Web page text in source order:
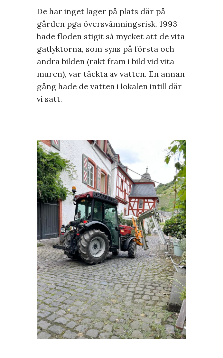
De har inget lager på plats där på
gården pga översvämningsrisk. 1993
hade floden stigit så mycket att de vita
gatlyktorna, som syns på första och
andra bilden (rakt fram i bild vid vita
muren), var täckta av vatten. En annan
gång hade de vatten i lokalen intill där
vi satt.